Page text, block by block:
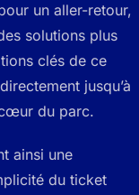
un aller-retour,
solutions plus
clés de ce
jusqu’à
du parc.
ainsi une
du ticket